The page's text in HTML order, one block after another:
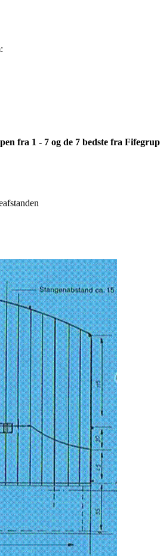
fra 1 - 7 og de 7 bedste fra